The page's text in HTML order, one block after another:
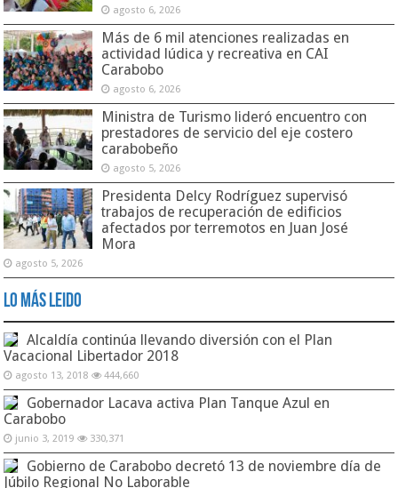
agosto 6, 2026
Más de 6 mil atenciones realizadas en
actividad lúdica y recreativa en CAI
Carabobo
agosto 6, 2026
Ministra de Turismo lideró encuentro con
prestadores de servicio del eje costero
carabobeño
agosto 5, 2026
Presidenta Delcy Rodríguez supervisó
trabajos de recuperación de edificios
afectados por terremotos en Juan José
Mora
agosto 5, 2026
Lo Más Leido
Alcaldía continúa llevando diversión con el Plan
Vacacional Libertador 2018
agosto 13, 2018 444,660
Gobernador Lacava activa Plan Tanque Azul en
Carabobo
junio 3, 2019 330,371
Gobierno de Carabobo decretó 13 de noviembre día de
Júbilo Regional No Laborable